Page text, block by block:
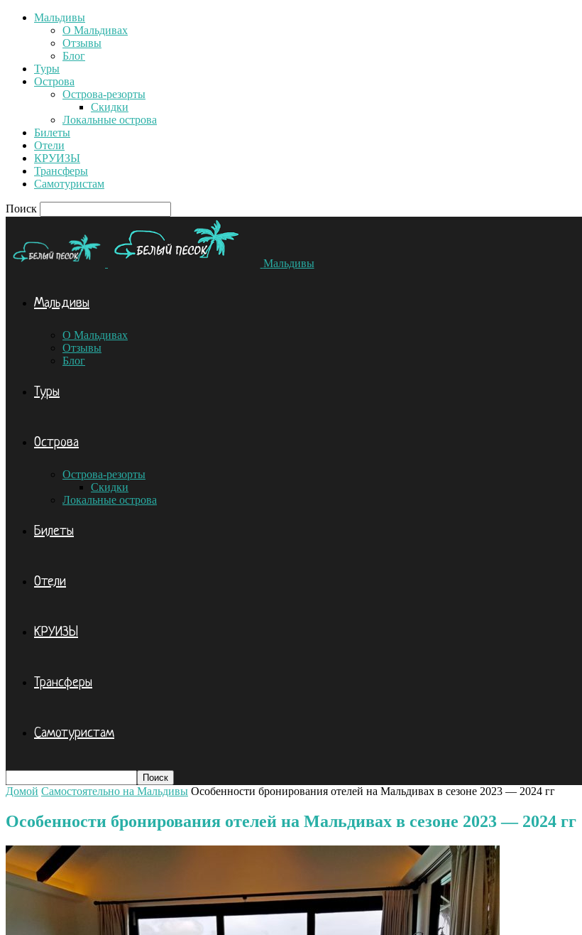
Мальдивы
О Мальдивах
Отзывы
Блог
Туры
Острова
Острова-резорты
Скидки
Локальные острова
Билеты
Отели
КРУИЗЫ
Трансферы
Самотуристам
Поиск
Мальдивы
Мальдивы
О Мальдивах
Отзывы
Блог
Туры
Острова
Острова-резорты
Скидки
Локальные острова
Билеты
Отели
КРУИЗЫ
Трансферы
Самотуристам
Домой Самостоятельно на Мальдивы Особенности бронирования отелей на Мальдивах в сезоне 2023 — 2024 гг
Особенности бронирования отелей на Мальдивах в сезоне 2023 — 2024 гг